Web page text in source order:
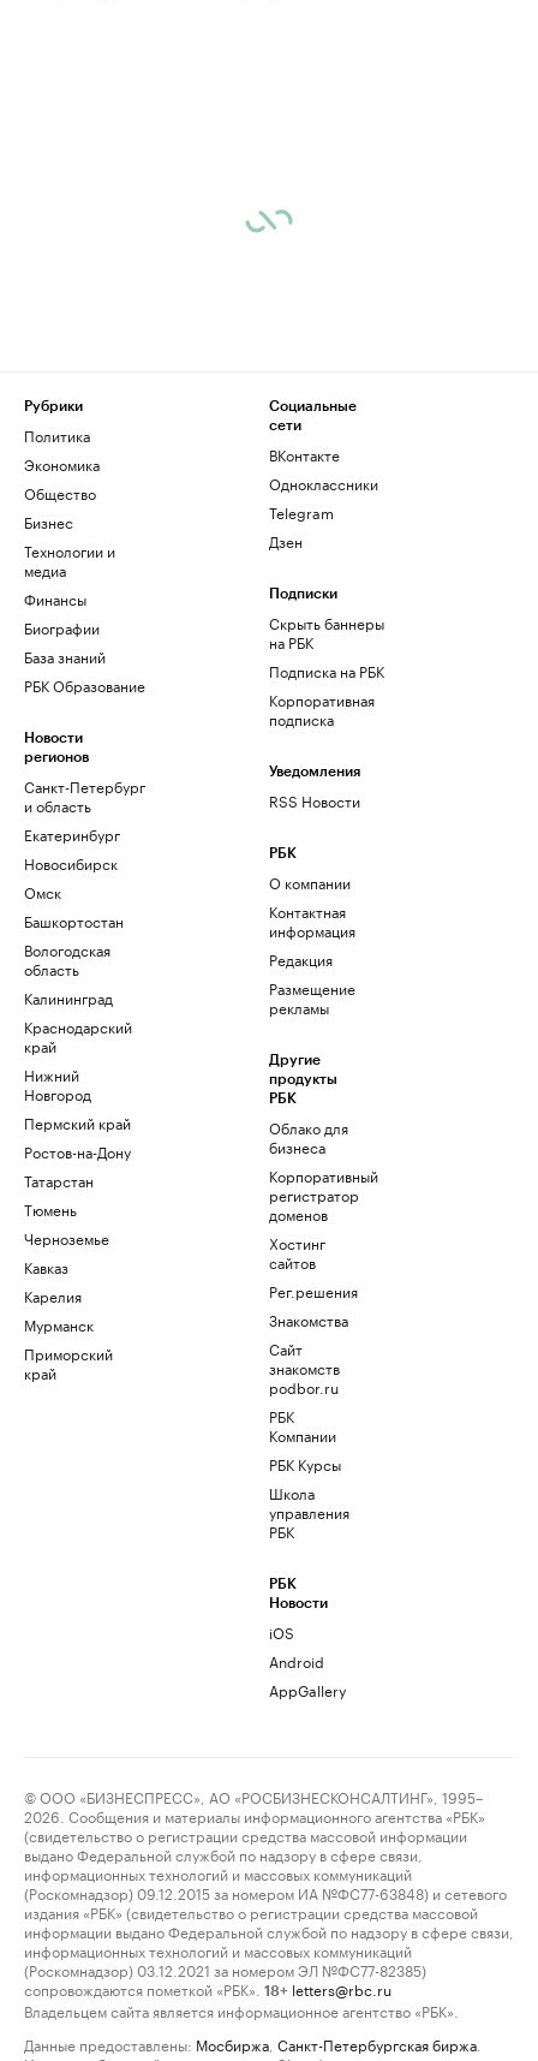
Рубрики
Политика
Экономика
Общество
Бизнес
Технологии и
медиа
Финансы
Биографии
База знаний
РБК Образование
Новости
регионов
Санкт-Петербург
и область
Екатеринбург
Новосибирск
Омск
Башкортостан
Вологодская
область
Калининград
Краснодарский
край
Нижний
Новгород
Пермский край
Ростов-на-Дону
Татарстан
Тюмень
Черноземье
Кавказ
Карелия
Мурманск
Приморский
край
Социальные
сети
ВКонтакте
Одноклассники
Telegram
Дзен
Подписки
Скрыть баннеры
на РБК
Подписка на РБК
Корпоративная
подписка
Уведомления
RSS Новости
РБК
О компании
Контактная
информация
Редакция
Размещение
рекламы
Другие
продукты
РБК
Облако для
бизнеса
Корпоративный
регистратор
доменов
Хостинг
сайтов
Рег.решения
Знакомства
Сайт
знакомств
podbor.ru
РБК
Компании
РБК Курсы
Школа
управления
РБК
РБК
Новости
iOS
Android
AppGallery
© ООО «БИЗНЕСПРЕСС», АО «РОСБИЗНЕСКОНСАЛТИНГ», 1995–
2026. Сообщения и материалы информационного агентства «РБК»
(свидетельство о регистрации средства массовой информации
выдано Федеральной службой по надзору в сфере связи,
информационных технологий и массовых коммуникаций
(Роскомнадзор) 09.12.2015 за номером ИА №ФС77-63848) и сетевого
издания «РБК» (свидетельство о регистрации средства массовой
информации выдано Федеральной службой по надзору в сфере связи,
информационных технологий и массовых коммуникаций
(Роскомнадзор) 03.12.2021 за номером ЭЛ №ФС77-82385)
сопровождаются пометкой «РБК».
18+ letters@rbc.ru
Владельцем сайта является информационное агентство «РБК».
Данные предоставлены: Мосбиржа Санкт-Петербургская биржа